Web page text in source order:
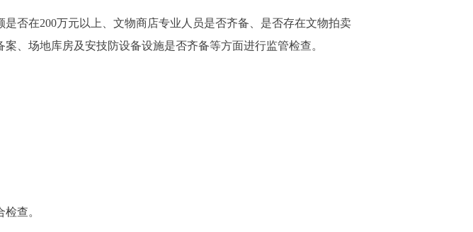
在200万元以上、文物商店专业人员是否齐备、是否存在文物拍卖
、场地库房及安技防设备设施是否齐备等方面进行监管检查。
查。